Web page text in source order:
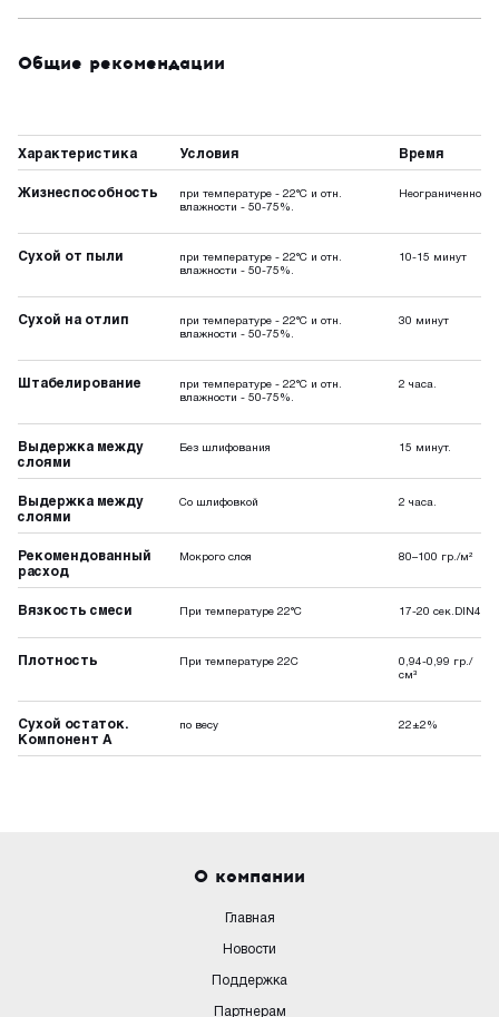
Общие рекомендации
Характеристика Условия Время
Жизнеспособность
при температуре - 22°C и отн.
влажности - 50-75%.
Неограниченно
Сухой от пыли
при температуре - 22°C и отн.
влажности - 50-75%.
10-15 минут
Сухой на отлип
при температуре - 22°C и отн.
влажности - 50-75%.
30 минут
Штабелирование
при температуре - 22°C и отн.
влажности - 50-75%.
2 часа.
Выдержка между
слоями
Без шлифования 15 минут.
Выдержка между
слоями
Со шлифовкой 2 часа.
Рекомендованный
расход
Мокрого слоя 80–100 гр./м²
Вязкость смеси При температуре 22°C 17-20 сек.DIN4
Плотность При температуре 22С
0,94-0,99 гр./
см³
Сухой остаток.
Компонент А
по весу 22±2%
О компании
Главная
Новости
Поддержка
Партнерам